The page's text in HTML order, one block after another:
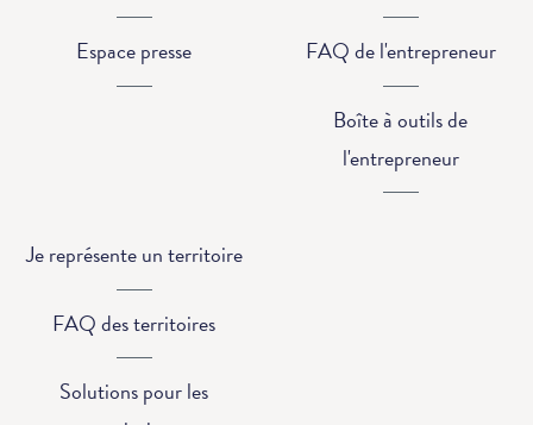
Espace presse FAQ de l'entrepreneur
Boîte à outils de
l'entrepreneur
Je représente un territoire
FAQ des territoires
Solutions pour les